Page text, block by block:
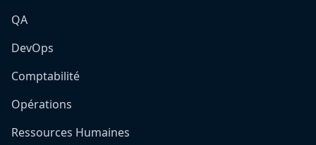
QA
DevOps
Comptabilité
Opérations
Ressources Humaines